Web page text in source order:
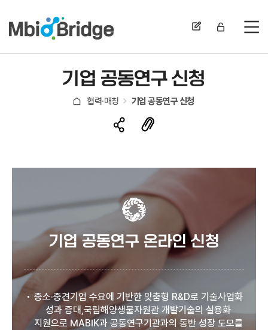
전
기업 공동연구 신청
협력·매칭 기업 공동연구 신청
기업 공동연구 온라인 신청
중소·중견기업 수요에 기반한 맞춤형 R&D로 기술사업화
성과 증대,국립해양생물자원관 개발기술의 실용화
지원으로 MABIK과 공동연구기관과의 동반 성장 도모를